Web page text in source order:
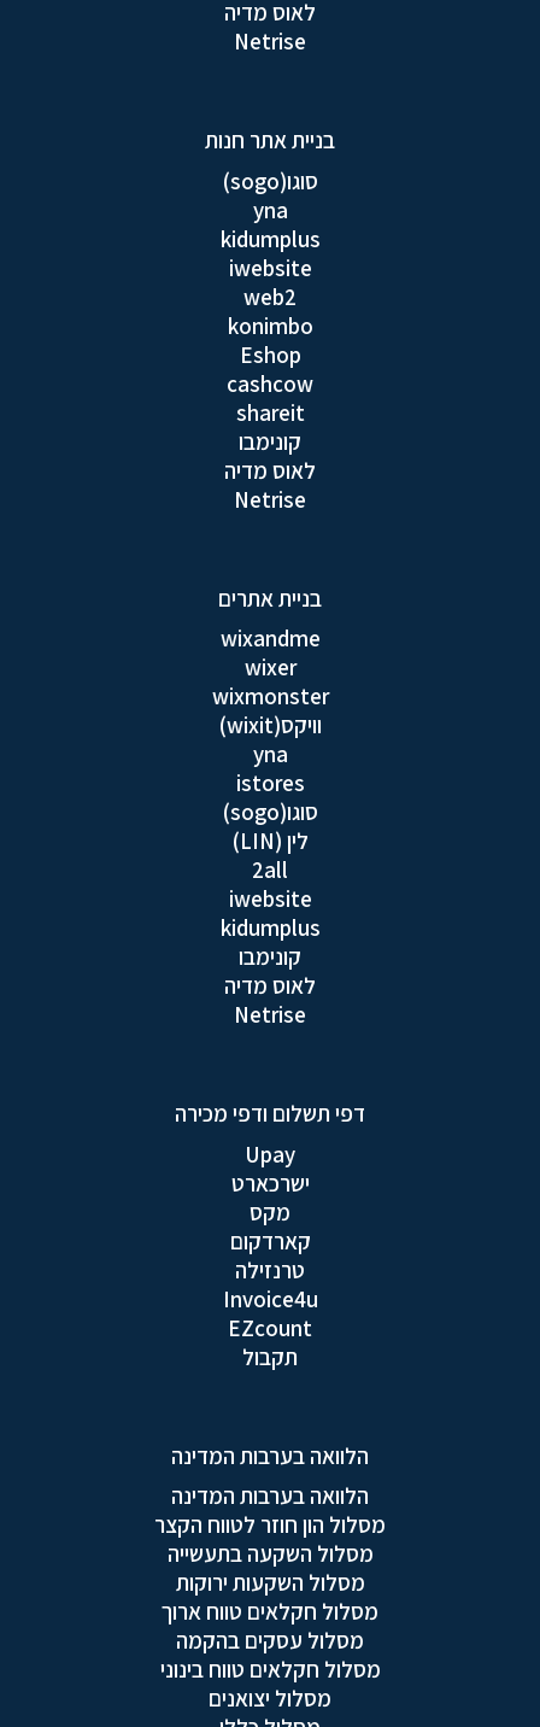
לאוס מדיה
Netrise
בניית אתר חנות
סוגו(sogo)
yna
kidumplus
iwebsite
web2
konimbo
Eshop
cashcow
shareit
קונימבו
לאוס מדיה
Netrise
בניית אתרים
wixandme
wixer
wixmonster
וויקס(wixit)
yna
istores
סוגו(sogo)
לין (LIN)
2all
iwebsite
kidumplus
קונימבו
לאוס מדיה
Netrise
דפי תשלום ודפי מכירה
Upay
ישרכארט
מקס
קארדקום
טרנזילה
Invoice4u
EZcount
תקבול
הלוואה בערבות המדינה
הלוואה בערבות המדינה
מסלול הון חוזר לטווח הקצר
מסלול השקעה בתעשייה
מסלול השקעות ירוקות
מסלול חקלאים טווח ארוך
מסלול עסקים בהקמה
מסלול חקלאים טווח בינוני
מסלול יצואנים